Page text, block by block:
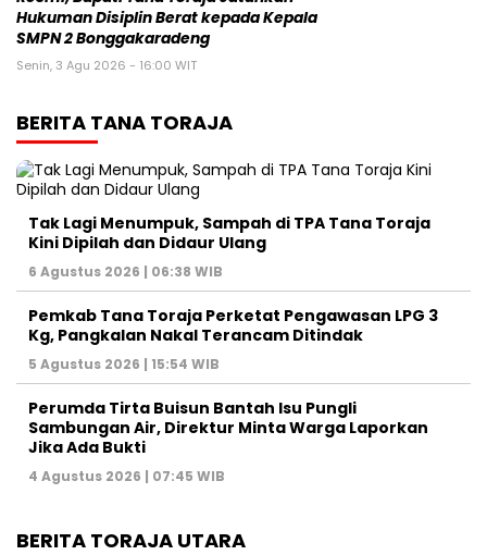
Hukuman Disiplin Berat kepada Kepala
SMPN 2 Bonggakaradeng
Senin, 3 Agu 2026 - 16:00 WIT
BERITA TANA TORAJA
Tak Lagi Menumpuk, Sampah di TPA Tana Toraja
Kini Dipilah dan Didaur Ulang
6 Agustus 2026 | 06:38 WIB
Pemkab Tana Toraja Perketat Pengawasan LPG 3
Kg, Pangkalan Nakal Terancam Ditindak
5 Agustus 2026 | 15:54 WIB
Perumda Tirta Buisun Bantah Isu Pungli
Sambungan Air, Direktur Minta Warga Laporkan
Jika Ada Bukti
4 Agustus 2026 | 07:45 WIB
BERITA TORAJA UTARA